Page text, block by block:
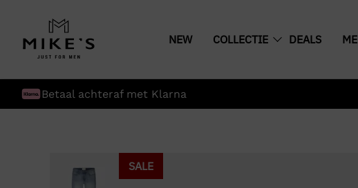
NEW COLLECTIE DEALS
Gratis verzending boven € 75,-
SALE